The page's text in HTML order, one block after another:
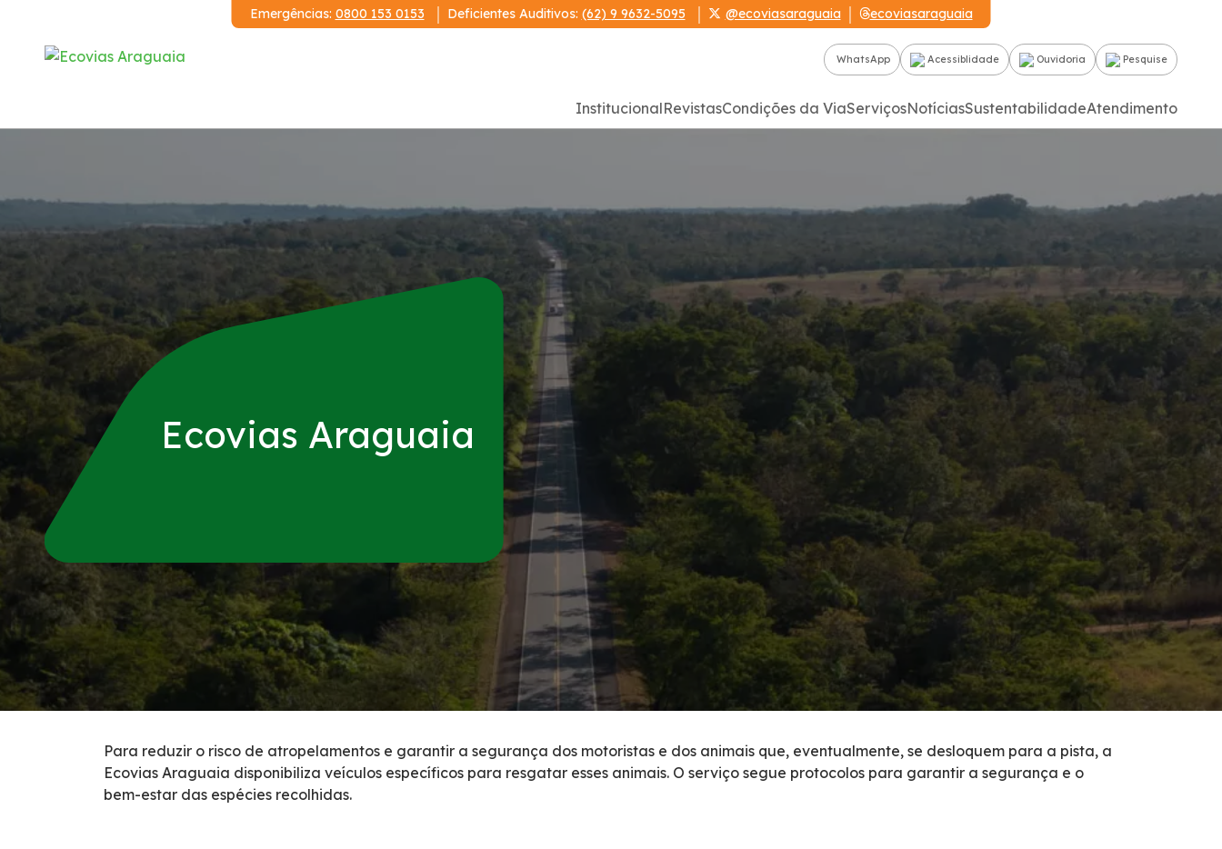
Emergências: 0800 153 0153 Deficientes Auditivos: (62) 9 9632-5095 @ecoviasaraguaia ecoviasaraguaia
WhatsApp Acessiblidade Ouvidoria Pesquise
InstitucionalRevistasCondições da ViaServiçosNotíciasSustentabilidadeAtendimento
Demonstrações Financeiras
Código de Conduta
Revistas
Condições da Via
Duplicação da BR-153/GO/TO
Agenda de Obras
Pontos de parada e descanso (PPDs) para o público caminhoneiro
Apreensão de Animais
Ecovias Araguaia
Para reduzir o risco de atropelamentos e garantir a segurança dos motoristas e dos animais que, eventualmente, se desloquem para a pista, a
Ecovias Araguaia disponibiliza veículos específicos para resgatar esses animais. O serviço segue protocolos para garantir a segurança e o
bem-estar das espécies recolhidas.